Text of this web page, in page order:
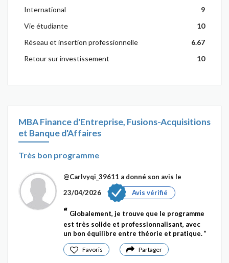
International
9
Vie étudiante
10
Réseau et insertion professionnelle
6.67
Retour sur investissement
10
MBA Finance d'Entreprise, Fusions-Acquisitions
et Banque d'Affaires
Très bon programme
@Carlvyqi_39611 a donné son avis le
23/04/2026
Avis vérifié
Globalement, je trouve que le programme
est très solide et professionnalisant, avec
un bon équilibre entre théorie et pratique.
Favoris Partager